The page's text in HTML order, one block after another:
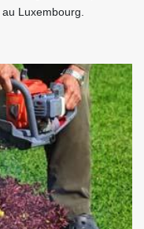
Luxembourg.